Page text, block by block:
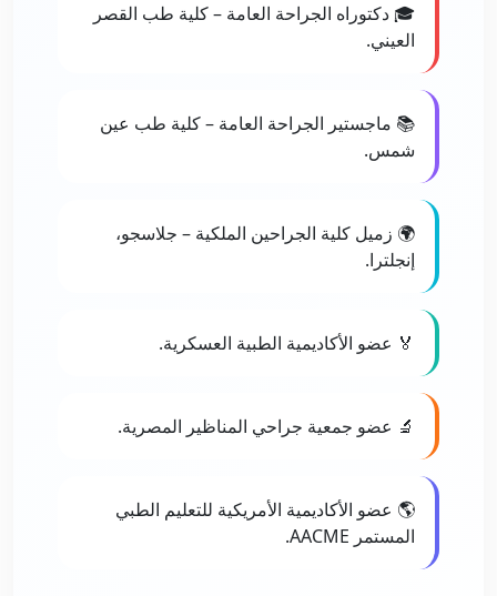
🎓 دكتوراه الجراحة العامة – كلية طب القصر
العيني.
📚 ماجستير الجراحة العامة – كلية طب عين
شمس.
🌍 زميل كلية الجراحين الملكية – جلاسجو،
إنجلترا.
🏅 عضو الأكاديمية الطبية العسكرية.
🔬 عضو جمعية جراحي المناظير المصرية.
🌎 عضو الأكاديمية الأمريكية للتعليم الطبي
المستمر AACME.